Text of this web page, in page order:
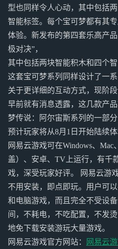
型也同样令人心动，其中包括
智能标签。每个宝可梦都有其
体验。新发布的第四套乐高产
极对决”，
其中包括两块智能积木和四个智
这套宝可梦系列同样设计了一
关于更详细的互动方式，现阶段
早前就有消息透露，这几款产
梦传说：阿尔宙斯系列的一部分
预计玩家将从8月1日开始陆续体
网易云游戏可在Windows、Mac
盖）、安卓、TV上运行，有千
戏，深受玩家好评。 网易云游
不用安装，即点即玩。用户可
和电脑游戏，而且完全不受设
间，不耗电，不吃配置，不发
地免下载安装游玩大量游戏。
网易云游戏官方网站：
网易云